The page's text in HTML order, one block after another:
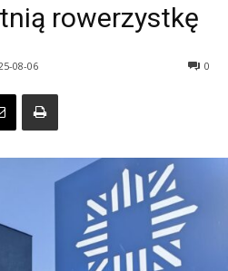
rowerzystkę
08-06 0